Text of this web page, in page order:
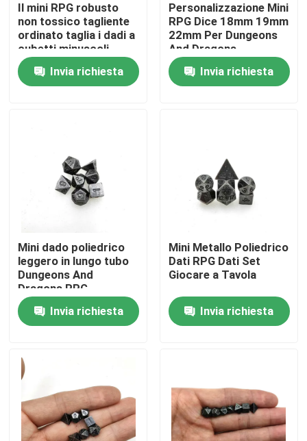
Casa
Chi siamo
Prodotti
Insieme dei dadi di RPG
Dadi di RPG della resina
Mini dadi di RPG
Dadi Polyhedral della resina
Il mini RPG robusto
non tossico tagliente
ordinato taglia i dadi a
cubetti minuscoli
multiuso pratici del
metalloInvia richiesta
Personalizzazione Mini
RPG Dice 18mm 19mm
22mm Per Dungeons
And Dragons
Invia richiesta
Mini dado poliedrico
leggero in lungo tubo
Dungeons And
Dragons RPG
Invia richiesta
Mini Metallo Poliedrico
Dati RPG Dati Set
Giocare a Tavola
Invia richiesta